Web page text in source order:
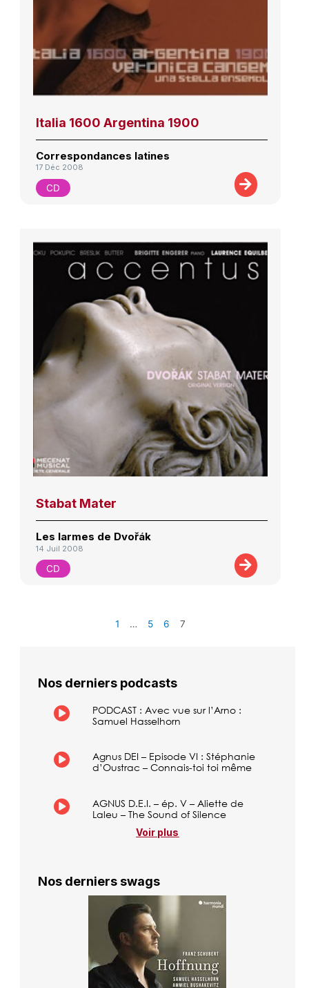
Italia 1600 Argentina 1900
Correspondances latines
17 Déc 2008
CD
Stabat Mater
Les larmes de Dvořák
14 Juil 2008
CD
1 … 5 6 7
Nos derniers podcasts
PODCAST : Avec vue sur l’Arno :
Samuel Hasselhorn
Agnus DEI – Episode VI : Stéphanie
d’Oustrac – Connais-toi toi même
AGNUS D.E.I. – ép. V – Aliette de
Laleu – The Sound of Silence
Voir plus
Nos derniers swags